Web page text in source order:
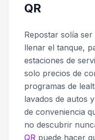
QR
Repostar solía
llenar el tanque,
estaciones de
solo precios de
programas de
lavados de autos
de conveniencia
no descubrir
QR puede hacer